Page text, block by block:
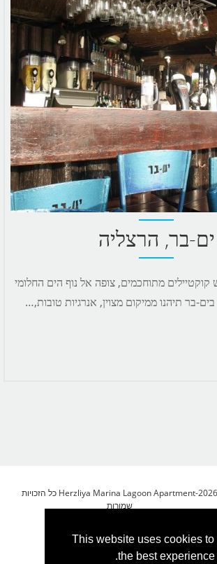
This website uses cookies
the best experience
ים-בר, הרצליה
קוקטיילים מתוחכמים, צופה אל נוף הים החלומי
בר תיהנו ממיקום מצוין, אנרגיות טובות,…
Herzliya Marina Lagoon Apartment-2026 כל הזכויות
שמורות